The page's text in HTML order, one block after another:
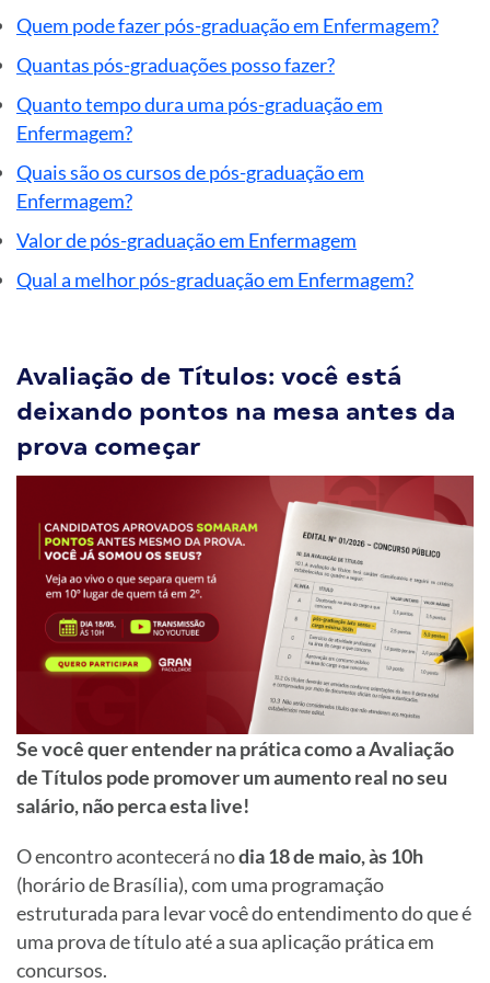
Quem pode fazer pós-graduação em Enfermagem?
Quantas pós-graduações posso fazer?
Quanto tempo dura uma pós-graduação em
Enfermagem?
Quais são os cursos de pós-graduação em
Enfermagem?
Valor de pós-graduação em Enfermagem
Qual a melhor pós-graduação em Enfermagem?
Avaliação de Títulos: você está
deixando pontos na mesa antes da
prova começar
Se você quer entender na prática como a Avaliação
de Títulos pode promover um aumento real no seu
salário, não perca esta live!
O encontro acontecerá nodia 18 de maio, às 10h
(horário de Brasília), com uma programação
estruturada para levar você do entendimento do que é
uma prova de título até a sua aplicação prática em
concursos.